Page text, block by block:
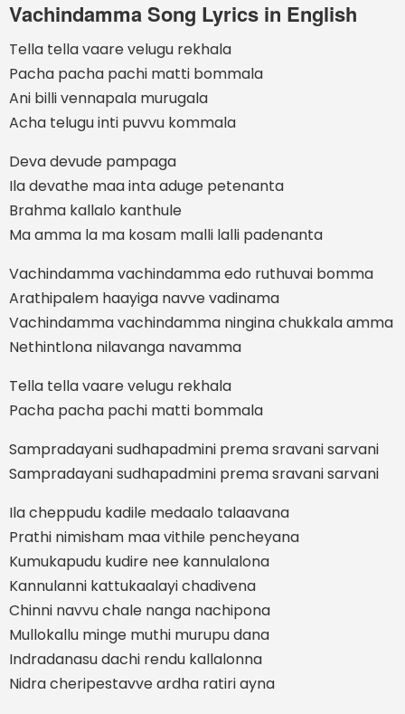
Vachindamma Song Lyrics in English
Tella tella vaare velugu rekhala
Pacha pacha pachi matti bommala
Ani billi vennapala murugala
Acha telugu inti puvvu kommala
Deva devude pampaga
Ila devathe maa inta aduge petenanta
Brahma kallalo kanthule
Ma amma la ma kosam malli lalli padenanta
Vachindamma vachindamma edo ruthuvai bomma
Arathipalem haayiga navve vadinama
Vachindamma vachindamma ningina chukkala amma
Nethintlona nilavanga navamma
Tella tella vaare velugu rekhala
Pacha pacha pachi matti bommala
Sampradayani sudhapadmini prema sravani sarvani
Sampradayani sudhapadmini prema sravani sarvani
Ila cheppudu kadile medaalo talaavana
Prathi nimisham maa vithile pencheyana
Kumukapudu kudire nee kannulalona
Kannulanni kattukaalayi chadivena
Chinni navvu chale nanga nachipona
Mullokallu minge muthi murupu dana
Indradanasu dachi rendu kallalonna
Nidra cheripestavve ardha ratiri ayna